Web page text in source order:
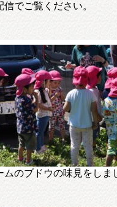
でご覧ください。
のブドウの味見をしま